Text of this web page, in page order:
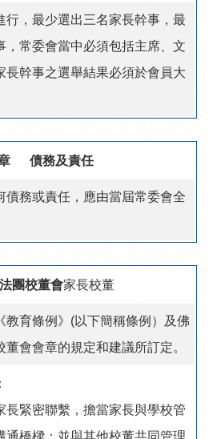
行，最少選出三名家長幹事，最
，常委會當中必須包括主席、文
長幹事之選舉結果必須於會員大
債務及責任
債務或責任，應由當屆常委會全
團校董會家長校董
教育條例》(以下簡稱條例）及佛
會會章的規定和建議所訂定。
長緊密聯繫，擔當家長與學校管
通橋樑；並與其他校董共同管理